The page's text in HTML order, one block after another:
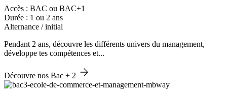
Accès : BAC ou BAC+1
Durée : 1 ou 2 ans
Alternance / initial
Pendant 2 ans, découvre les différents univers du management,
développe tes compétences et...
Découvre nos Bac + 2